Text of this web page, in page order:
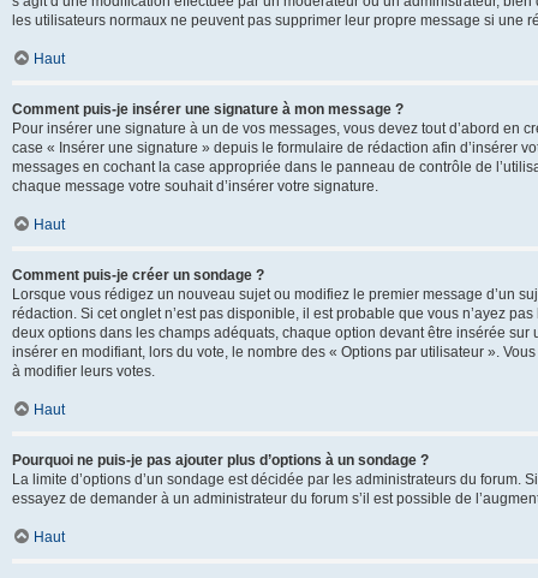
les utilisateurs normaux ne peuvent pas supprimer leur propre message si une
Haut
Comment puis-je insérer une signature à mon message ?
Pour insérer une signature à un de vos messages, vous devez tout d’abord en
case « Insérer une signature » depuis le formulaire de rédaction afin d’insérer
messages en cochant la case appropriée dans le panneau de contrôle de
chaque message votre souhait d’insérer votre signature.
Haut
Comment puis-je créer un sondage ?
Lorsque vous rédigez un nouveau sujet ou modifiez le premier message d’un
rédaction. Si cet onglet n’est pas disponible, il est probable que vous n’ayez
deux options dans les champs adéquats, chaque option devant être insérée
insérer en modifiant, lors du vote, le nombre des « Options par utilisateur ».
à modifier leurs votes.
Haut
Pourquoi ne puis-je pas ajouter plus d’options à un sondage ?
La limite d’options d’un sondage est décidée par les administrateurs du
essayez de demander à un administrateur du forum s’il est possible de
Haut